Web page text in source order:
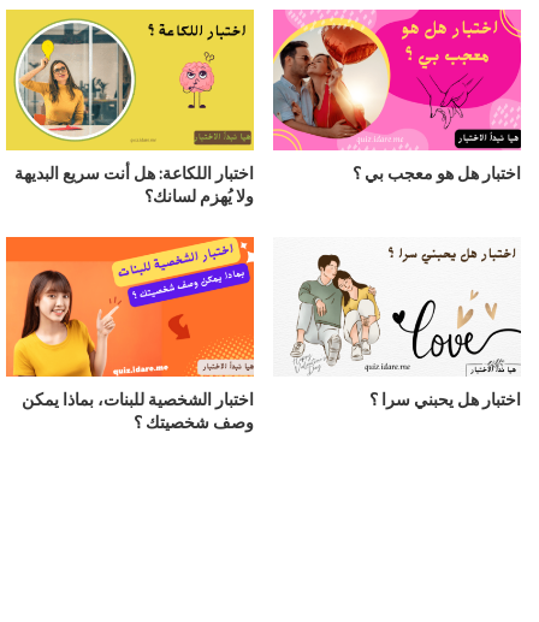
اختبار هل هو معجب بي ؟ اختبار اللكاعة: هل أنت سريع البديهة
ولا يُهزم لسانك؟
اختبار هل يحبني سرا ؟ اختبار الشخصية للبنات، بماذا يمكن
وصف شخصيتك ؟